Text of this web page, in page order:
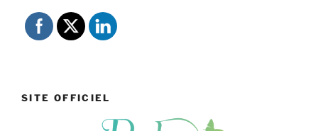
SITE OFFICIEL